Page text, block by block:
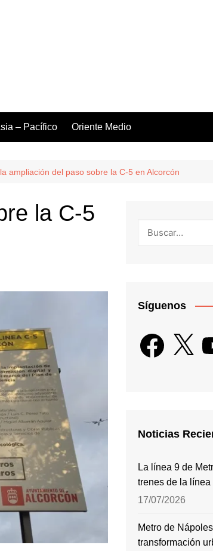
– Pacífico Oriente Medio
ampliación del paso sobre la C-5 en Alcorcón
la C-5
Síguenos
Facebook
X
Noticias
La línea 9 de
trenes de la
17/07/2026
Metro de
transformación